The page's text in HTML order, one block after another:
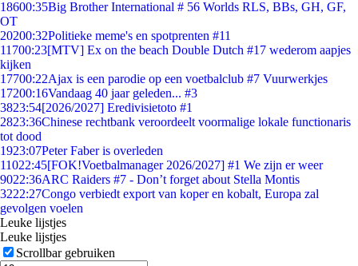
18600:35Big Brother International # 56 Worlds RLS, BBs, GH, GF,
OT
20200:32Politieke meme's en spotprenten #11
11700:23[MTV] Ex on the beach Double Dutch #17 wederom aapjes
kijken
17700:22Ajax is een parodie op een voetbalclub #7 Vuurwerkjes
17200:16Vandaag 40 jaar geleden... #3
3823:54[2026/2027] Eredivisietoto #1
2823:36Chinese rechtbank veroordeelt voormalige lokale functionaris
tot dood
1923:07Peter Faber is overleden
11022:45[FOK!Voetbalmanager 2026/2027] #1 We zijn er weer
9022:36ARC Raiders #7 - Don’t forget about Stella Montis
3222:27Congo verbiedt export van koper en kobalt, Europa zal
gevolgen voelen
Leuke lijstjes
Leuke lijstjes
Scrollbar gebruiken